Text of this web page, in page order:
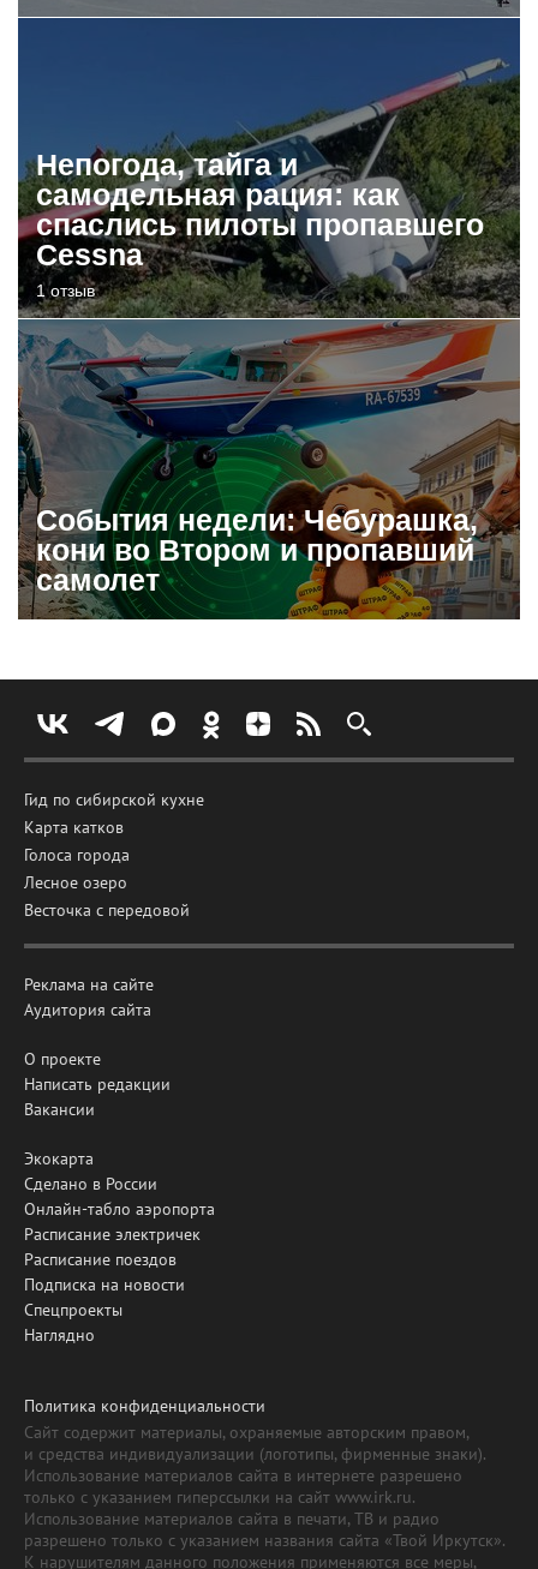
Непогода, тайга и
самодельная рация: как
спаслись пилоты пропавшего
Cessna
1 отзыв
События недели: Чебурашка,
кони во Втором и пропавший
самолет
Гид по сибирской кухне
Карта катков
Голоса города
Лесное озеро
Весточка с передовой
Реклама на сайте
Аудитория сайта
О проекте
Написать редакции
Вакансии
Экокарта
Сделано в России
Онлайн-табло аэропорта
Расписание электричек
Расписание поездов
Подписка на новости
Спецпроекты
Наглядно
Политика конфиденциальности
Сайт содержит материалы, охраняемые авторским правом,
и средства индивидуализации (логотипы, фирменные знаки).
Использование материалов сайта в интернете разрешено
только с указанием гиперссылки на сайт www.irk.ru.
Использование материалов сайта в печати, ТВ и радио
разрешено только с указанием названия сайта «Твой Иркутск».
К нарушителям данного положения применяются все меры,